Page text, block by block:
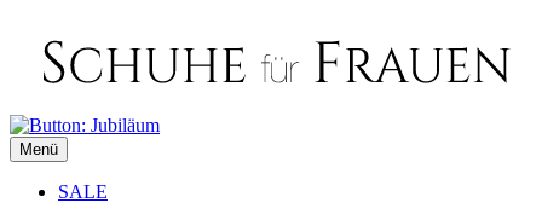
SCHUHE FÜR FRAUEN
Die besten Schuhe für Frauen
Menü
SALE